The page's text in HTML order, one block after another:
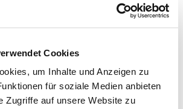
Cookies
um Inhalte und Anzeigen zu
für soziale Medien anbieten
Zugriffe auf unsere Website zu
kannst du immer den aktuellen
Benachrichtigung.